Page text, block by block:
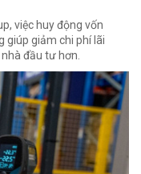
việc huy động vốn
giúp giảm chi phí lãi
đầu tư hơn.